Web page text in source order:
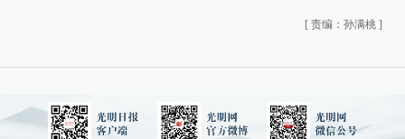
[ 责编：孙满桃 ]